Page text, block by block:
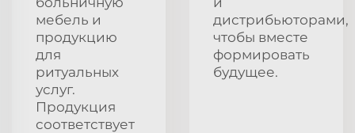
мебель и
продукцию
для
ритуальных
услуг.
Продукция
соответствует
дистрибьюторами,
чтобы вместе
формировать
будущее.